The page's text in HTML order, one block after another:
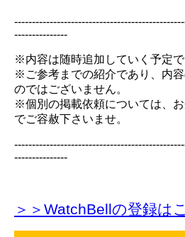
---------------
※内容は随時追加していく予定で
※ご参考までの紹介であり、内
のではございません。
※個別の掲載依頼については、
でご容赦下さいませ。
---------------
＞＞WatchBellの登録は